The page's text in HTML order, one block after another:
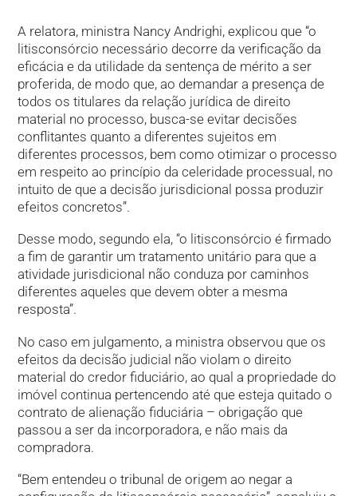
A relatora, ministra Nancy Andrighi, explicou que “o
litisconsórcio necessário decorre da verificação da
eficácia e da utilidade da sentença de mérito a ser
proferida, de modo que, ao demandar a presença de
todos os titulares da relação jurídica de direito
material no processo, busca-se evitar decisões
conflitantes quanto a diferentes sujeitos em
diferentes processos, bem como otimizar o processo
em respeito ao princípio da celeridade processual, no
intuito de que a decisão jurisdicional possa produzir
efeitos concretos”.
Desse modo, segundo ela, “o litisconsórcio é firmado
a fim de garantir um tratamento unitário para que a
atividade jurisdicional não conduza por caminhos
diferentes aqueles que devem obter a mesma
resposta”.
No caso em julgamento, a ministra observou que os
efeitos da decisão judicial não violam o direito
material do credor fiduciário, ao qual a propriedade do
imóvel continua pertencendo até que esteja quitado o
contrato de alienação fiduciária – obrigação que
passou a ser da incorporadora, e não mais da
compradora.
“Bem entendeu o tribunal de origem ao negar a